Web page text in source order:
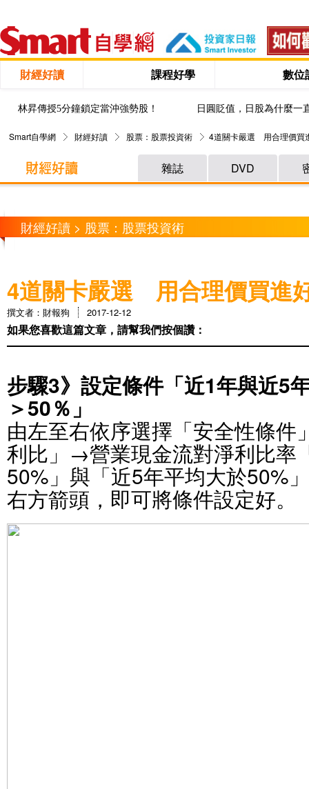
財經好讀 課程好學 數位
林昇傳授5分鐘鎖定當沖強勢股！ 日圓貶值，日股為什麼一
Smart自學網 財經好讀 股票：股票投資術 4道關卡嚴選 用合理價買
雜誌 DVD
財經好讀 > 股票：股票投資術
4道關卡嚴選 用合理價買進
撰文者：財報狗 2017-12-12
如果您喜歡這篇文章，請幫我們按個讚：
步驟3》設定條件「近1年與近5
＞50％」
由左至右依序選擇「安全性條
利比」→營業現金流對淨利比率
50%」與「近5年平均大於50%
右方箭頭，即可將條件設定好。